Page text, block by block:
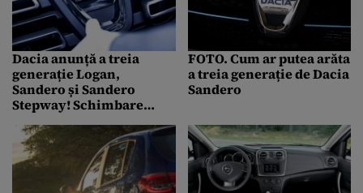
Dacia anunță a treia
generație Logan,
Sandero și Sandero
Stepway! Schimbare
GALERIE FOTO
FOTO. Cum ar putea arăta
a treia generație de Dacia
Sandero